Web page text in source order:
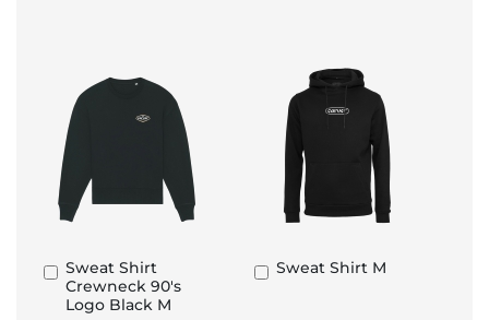
Sweat Shirt
Crewneck 90's
Logo Black M
Añadir
al
carrito
Sweat Shirt M
Añadir